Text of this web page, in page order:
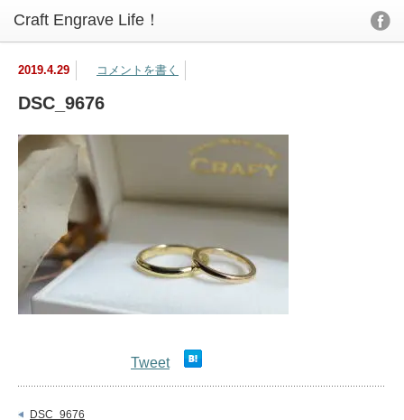
2019.4.29 コメントを書く
DSC_9676
Tweet
DSC_9676